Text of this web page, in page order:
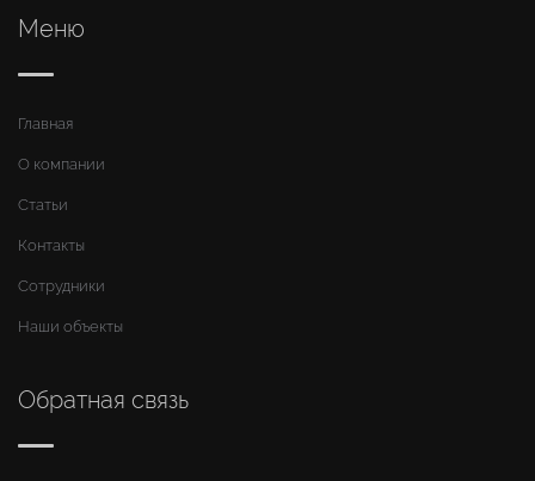
Меню
Главная
О компании
Статьи
Контакты
Сотрудники
Наши объекты
Обратная связь